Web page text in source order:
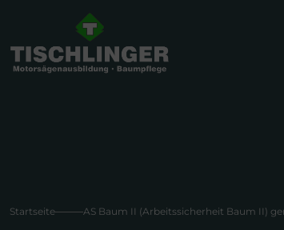
Startseite AS Baum II (Arbeitssicherheit Baum II)